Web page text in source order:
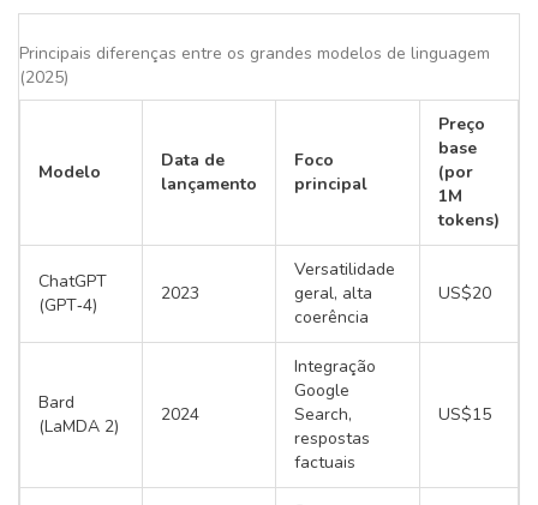
Principais diferenças entre os grandes modelos de linguagem
(2025)
Modelo
Data de
lançamento
Foco
principal
Preço
base
(por
1M
tokens)
ChatGPT
(GPT‑4)
2023
Versatilidade
geral, alta
coerência
US$20
Bard
(LaMDA 2)
2024
Integração
Google
Search,
respostas
factuais
US$15